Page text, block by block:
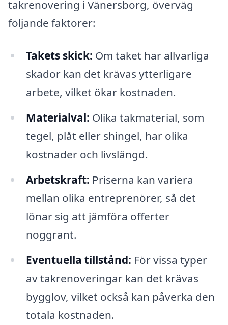
takrenovering i Vänersborg, överväg
följande faktorer:
Takets skick: Om taket har allvarliga
skador kan det krävas ytterligare
arbete, vilket ökar kostnaden.
Materialval: Olika takmaterial, som
tegel, plåt eller shingel, har olika
kostnader och livslängd.
Arbetskraft: Priserna kan variera
mellan olika entreprenörer, så det
lönar sig att jämföra offerter
noggrant.
Eventuella tillstånd: För vissa typer
av takrenoveringar kan det krävas
bygglov, vilket också kan påverka den
totala kostnaden.